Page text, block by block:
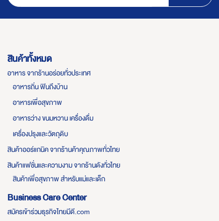
สินค้าทั้งหมด
อาหาร จากร้านอร่อยทั่วประเทศ
อาหารถิ่น ฟินถึงบ้าน
อาหารเพื่อสุขภาพ
อาหารว่าง ขนมหวาน เครื่องดื่ม
เครื่องปรุงและวัตถุดิบ
สินค้าออร์แกนิค จากร้านค้าคุณภาพทั่วไทย
สินค้าแฟชั่นและความงาม จากร้านดังทั่วไทย
สินค้าเพื่อสุขภาพ สำหรับแม่และเด็ก
Business Care Center
สมัครเข้าร่วมธุรกิจไทยมีดี.com